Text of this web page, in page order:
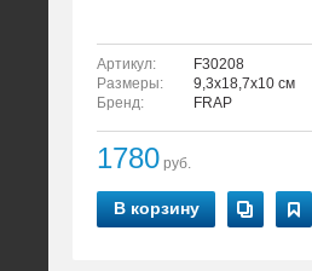
Артикул:
F30208
Размеры:
9,3x18,7x10 см
Бренд:
FRAP
1780 руб.
В корзину